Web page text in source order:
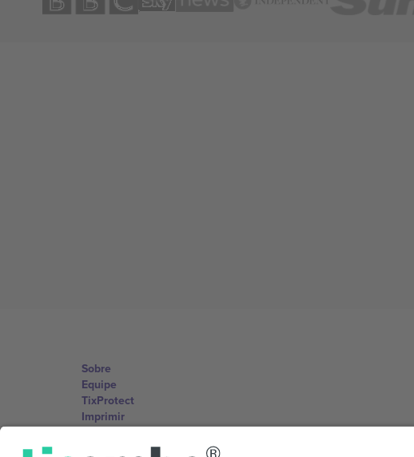
Sobre
Equipe
TixProtect
Imprimir
Termos e Condições
Programa de afiliados